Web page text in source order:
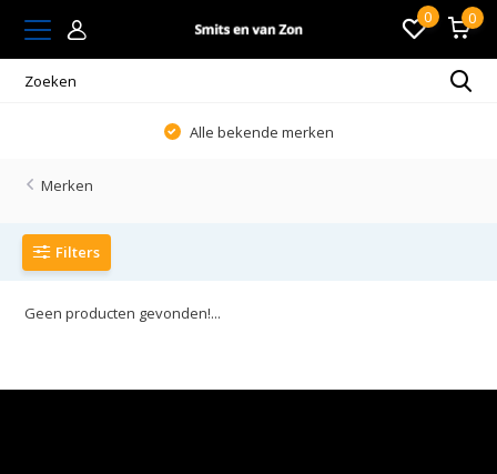
0 0
Alle bekende merken
Merken
Filters
Geen producten gevonden!...